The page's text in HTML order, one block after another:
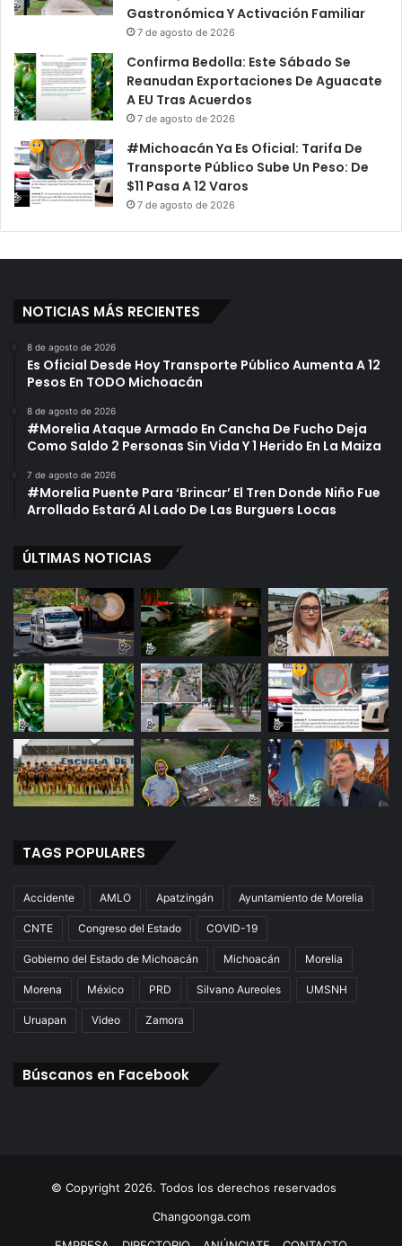
Gastronómica Y Activación Familiar
7 de agosto de 2026
Confirma Bedolla: Este Sábado Se
Reanudan Exportaciones De Aguacate
A EU Tras Acuerdos
7 de agosto de 2026
#Michoacán Ya Es Oficial: Tarifa De
Transporte Público Sube Un Peso: De
$11 Pasa A 12 Varos
7 de agosto de 2026
NOTICIAS MÁS RECIENTES
8 de agosto de 2026
Es Oficial Desde Hoy Transporte Público Aumenta A 12
Pesos En TODO Michoacán
8 de agosto de 2026
#Morelia Ataque Armado En Cancha De Fucho Deja
Como Saldo 2 Personas Sin Vida Y 1 Herido En La Maiza
7 de agosto de 2026
#Morelia Puente Para ‘Brincar’ El Tren Donde Niño Fue
Arrollado Estará Al Lado De Las Burguers Locas
ÚLTIMAS NOTICIAS
TAGS POPULARES
Accidente AMLO Apatzingán Ayuntamiento de Morelia
CNTE Congreso del Estado COVID-19
Gobierno del Estado de Michoacán Michoacán Morelia
Morena México PRD Silvano Aureoles UMSNH
Uruapan Video Zamora
Búscanos en Facebook
© Copyright 2026. Todos los derechos reservados
Changoonga.com